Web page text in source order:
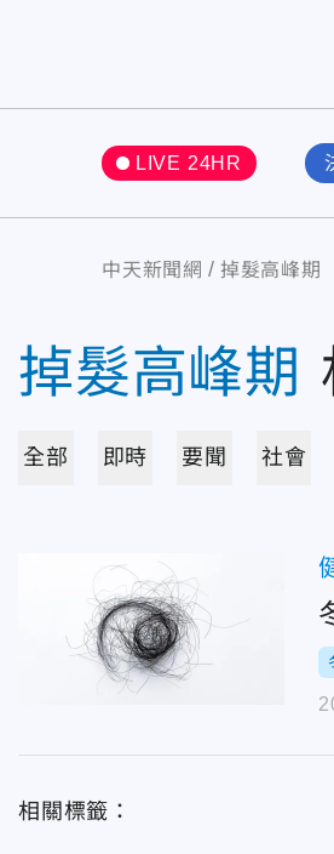
LIVE 24HR
中天新聞網 掉髮高峰期
掉髮高峰期
全部 即時 要聞 社會
相關標籤：